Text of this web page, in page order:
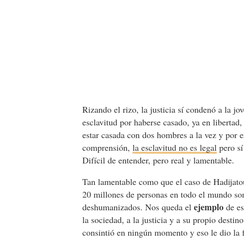
Rizando el rizo, la justicia sí condenó a la
esclavitud por haberse casado, ya en
estar casada con dos hombres a la vez y
comprensión,la esclavitud no es legal pero
Difícil de entender, pero real y lamentable.
Tan lamentable como que el caso de
20 millones de personas en todo el mundo
deshumanizados. Nos queda elejemplo de
la sociedad, a la justicia y a su propio
consintió en ningún momento y eso le dio la